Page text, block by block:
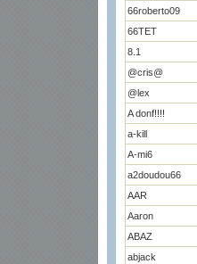
66roberto09
66TET
8.1
@cris@
@lex
A donf!!!!
a-kill
A-mi6
a2doudou66
AAR
Aaron
ABAZ
abjack